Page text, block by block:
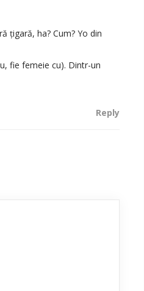
țigară, ha? Cum? Yo din
fie femeie cu). Dintr-un
Reply